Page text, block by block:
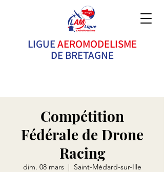
LIGUEAEROMODELISME
DE BRETAGNE
Compétition
Fédérale de Drone
Racing
dim. 08 mars
  |
Saint-Médard-sur-Ille